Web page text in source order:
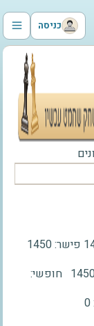
כניסה
פישר:1450
חופשי:
0